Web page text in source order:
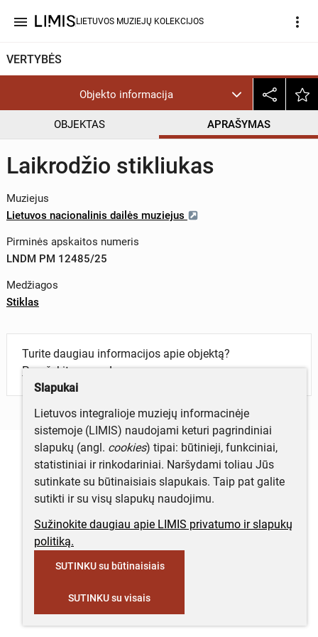
menu LIETUVOS MUZIEJŲ KOLEKCIJOS more_vert
VERTYBĖS
Objekto informacija
OBJEKTAS APRAŠYMAS
Laikrodžio stikliukas
Muziejus
Lietuvos nacionalinis dailės muziejus
Pirminės apskaitos numeris
LNDM PM 12485/25
Medžiagos
Stiklas
Turite daugiau informacijos apie objektą?
Parašykite mums!
Slapukai
Lietuvos integralioje muziejų informacinėje
sistemoje (LIMIS) naudojami keturi pagrindiniai
slapukų (angl. cookies) tipai: būtinieji, funkciniai,
statistiniai ir rinkodariniai. Naršydami toliau Jūs
sutinkate su būtinaisiais slapukais. Taip pat galite
sutikti ir su visų slapukų naudojimu.
Sužinokite daugiau apie LIMIS privatumo ir slapukų
politiką.
SUTINKU su būtinaisiais
SUTINKU su visais